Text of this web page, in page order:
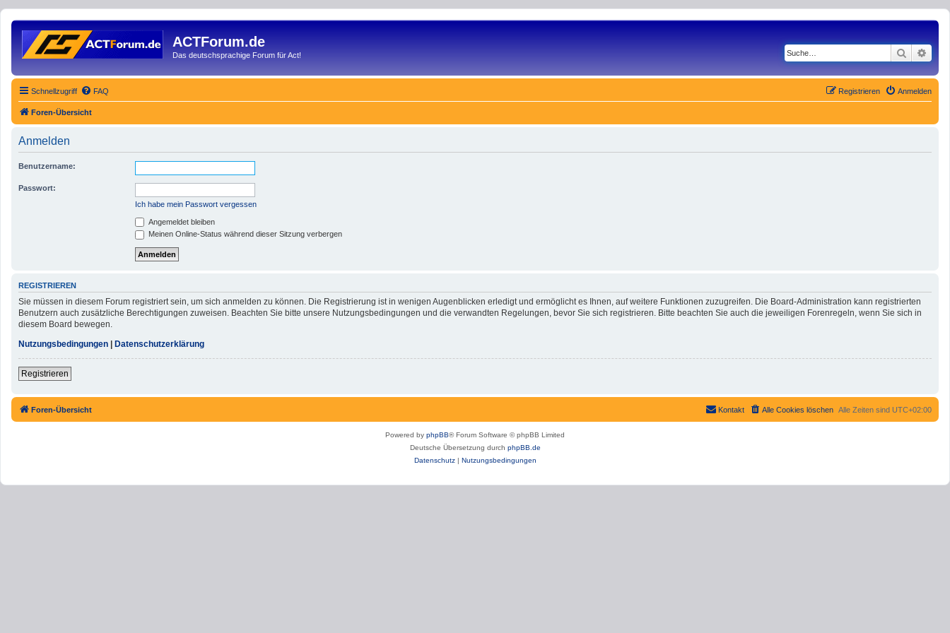
ACTForum.de
Das deutschsprachige Forum für Act! Suche
Schnellzugriff FAQ Anmelden
Registrieren
Foren-Übersicht
Anmelden
Benutzername:
Passwort:
Ich habe mein Passwort vergessen
Angemeldet bleiben
Meinen Online-Status während dieser Sitzung verbergen
REGISTRIEREN
Sie müssen in diesem Forum registriert sein, um sich anmelden zu können. Die Registrierung ist in wenigen Augenblicken erledigt und ermöglicht es Ihnen, auf weitere Funktionen zuzugreifen. Die Board-Administration kann registrierten
Benutzern auch zusätzliche Berechtigungen zuweisen. Beachten Sie bitte unsere Nutzungsbedingungen und die verwandten Regelungen, bevor Sie sich registrieren. Bitte beachten Sie auch die jeweiligen Forenregeln, wenn Sie sich in
diesem Board bewegen.
Nutzungsbedingungen
Datenschutzerklärung
Registrieren
Foren-Übersicht Alle Zeiten sind UTC+02:00
Alle Cookies löschen
Kontakt
Powered by phpBB® Forum Software © phpBB Limited
Deutsche Übersetzung durch phpBB.de
Datenschutz| Nutzungsbedingungen